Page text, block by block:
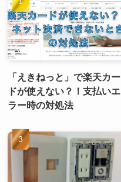
「えきねっと」で楽天カー
ドが使えない？！支払いエ
ラー時の対処法